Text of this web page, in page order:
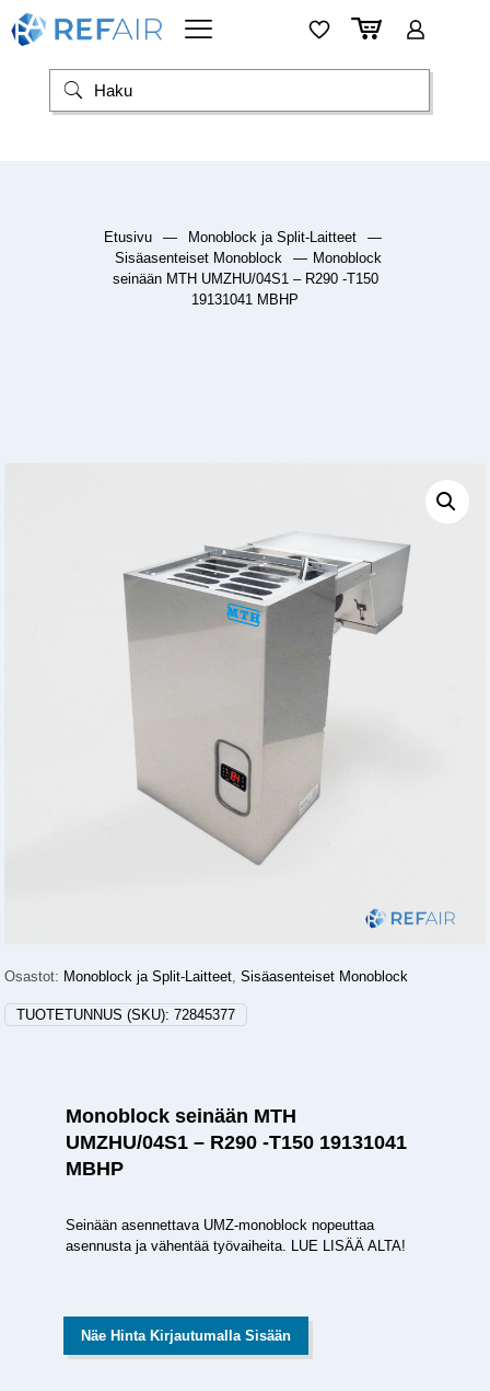
Etusivu — Monoblock ja Split-Laitteet
—
Sisäasenteiset Monoblock
— Monoblock
seinään MTH UMZHU/04S1 – R290 -T150
19131041 MBHP
Osastot: Monoblock ja Split-Laitteet,Sisäasenteiset Monoblock
TUOTETUNNUS (SKU):72845377
Monoblock seinään MTH
UMZHU/04S1 – R290 -T150 19131041
MBHP
Seinään asennettava UMZ-monoblock nopeuttaa
asennusta ja vähentää työvaiheita. LUE LISÄÄ ALTA!
Näe Hinta Kirjautumalla Sisään